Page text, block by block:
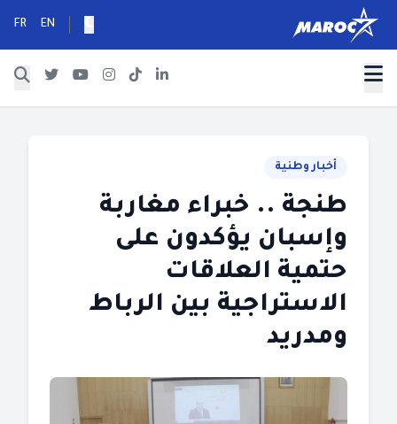
EN
FR
أخبار وطنية
طنجة .. خبراء مغاربة
وإسبان يؤكدون على
حتمية العلاقات
الاستراجية بين الرباط
ومدريد